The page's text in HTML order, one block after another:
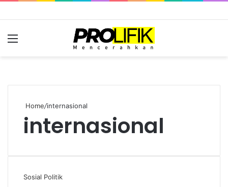
Home/internasional
internasional
Sosial Politik